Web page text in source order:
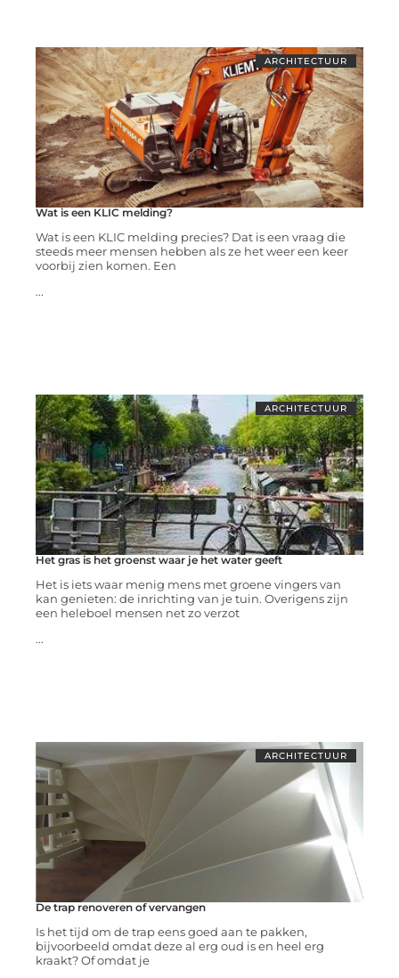
ARCHITECTUUR
Wat is een KLIC melding?
Wat is een KLIC melding precies? Dat is een vraag die
steeds meer mensen hebben als ze het weer een keer
voorbij zien komen. Een
...
ARCHITECTUUR
Het gras is het groenst waar je het water geeft
Het is iets waar menig mens met groene vingers van
kan genieten: de inrichting van je tuin. Overigens zijn
een heleboel mensen net zo verzot
...
ARCHITECTUUR
De trap renoveren of vervangen
Is het tijd om de trap eens goed aan te pakken,
bijvoorbeeld omdat deze al erg oud is en heel erg
kraakt? Of omdat je